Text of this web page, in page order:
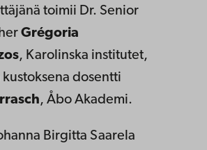
toimii Dr. Senior
Grégoria
, Karolinska institutet,
kustoksena dosentti
, Åbo Akademi.
Birgitta Saarela